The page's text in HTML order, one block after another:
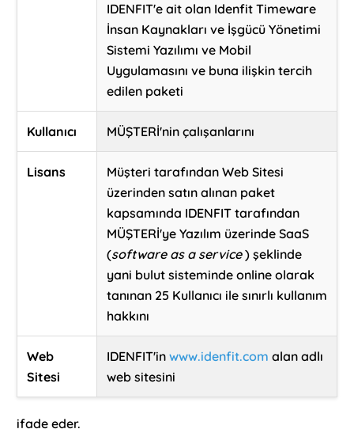
IDENFIT'e ait olan Idenfit Timeware
İnsan Kaynakları ve İşgücü Yönetimi
Sistemi Yazılımı ve Mobil
Uygulamasını ve buna ilişkin tercih
edilen paketi
Kullanıcı MÜŞTERİ'nin çalışanlarını
Lisans
Müşteri tarafından Web Sitesi
üzerinden satın alınan paket
kapsamında IDENFIT tarafından
MÜŞTERİ'ye Yazılım üzerinde SaaS
(software as a service) şeklinde
yani bulut sisteminde online olarak
tanınan 25 Kullanıcı ile sınırlı kullanım
hakkını
Web
Sitesi
IDENFIT'in www.idenfit.com alan adlı
web sitesini
ifade eder.